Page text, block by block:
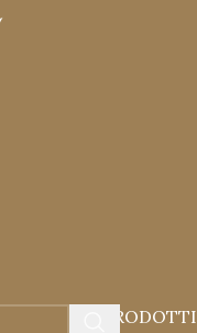
PRODOTTI